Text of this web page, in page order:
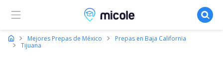
Micole, buscador de colegios
Mejores Prepas de México
Prepas en Baja California
Tijuana